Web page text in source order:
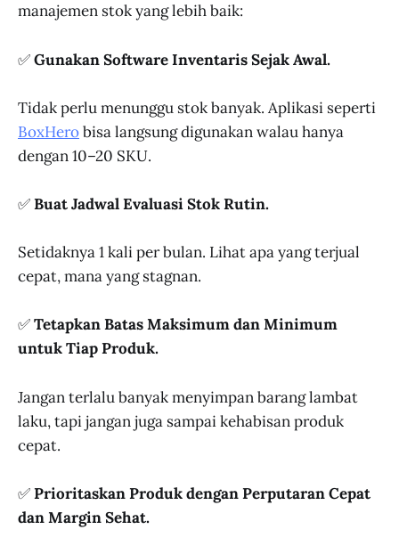
manajemen stok yang lebih baik:
✅Gunakan Software Inventaris Sejak Awal.
Tidak perlu menunggu stok banyak. Aplikasi seperti
BoxHerobisa langsung digunakan walau hanya
dengan 10–20 SKU.
✅Buat Jadwal Evaluasi Stok Rutin.
Setidaknya 1 kali per bulan. Lihat apa yang terjual
cepat, mana yang stagnan.
✅Tetapkan Batas Maksimum dan Minimum
untuk Tiap Produk.
Jangan terlalu banyak menyimpan barang lambat
laku, tapi jangan juga sampai kehabisan produk
cepat.
✅Prioritaskan Produk dengan Perputaran Cepat
dan Margin Sehat.